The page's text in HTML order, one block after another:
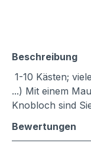
Beschreibung
1-10 Kästen;
...) Mit einem
Knobloch sind
Bewertungen